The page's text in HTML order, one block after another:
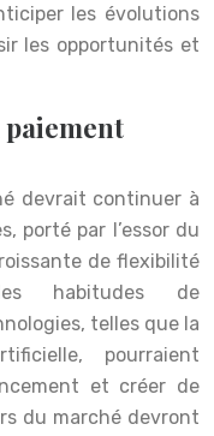
les évolutions
les opportunités et
devrait continuer à
porté par l’essor du
de flexibilité
habitudes de
telles que la
pourraient
et créer de
du marché devront